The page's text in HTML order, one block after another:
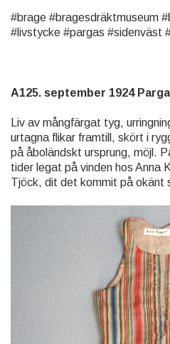
#brage #bragesdräktmuseum
#livstycke #pargas #sidenväst
A125. september 1924
Liv av mångfärgat tyg,
urtagna flikar framtill, skört i
på åboländskt ursprung, möjl.
tider legat på vinden hos Anna
Tjöck, dit det kommit på okänt